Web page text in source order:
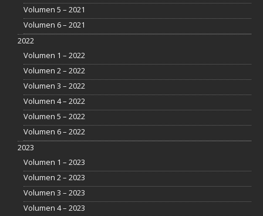
Volumen 5 – 2021
Volumen 6 – 2021
2022
Volumen 1 – 2022
Volumen 2 – 2022
Volumen 3 – 2022
Volumen 4 – 2022
Volumen 5 – 2022
Volumen 6 – 2022
2023
Volumen 1 – 2023
Volumen 2 – 2023
Volumen 3 – 2023
Volumen 4 – 2023